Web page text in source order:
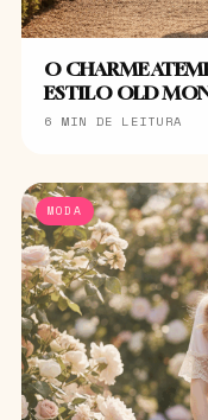
O CHARME
ESTILO OLD
6 MIN DE LEITURA
MODA